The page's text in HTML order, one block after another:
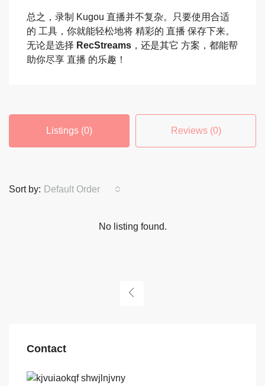
总之，录制 Kugou 直播并不复杂。只要使用合适
的 工具，你就能轻松地将 精彩的 直播 保存下来。
无论是选择 RecStreams ，还是其它 方案，都能帮
助你尽享 直播 的乐趣！
Listings (0) Reviews (0)
Sort by: Default Order
No listing found.
Contact